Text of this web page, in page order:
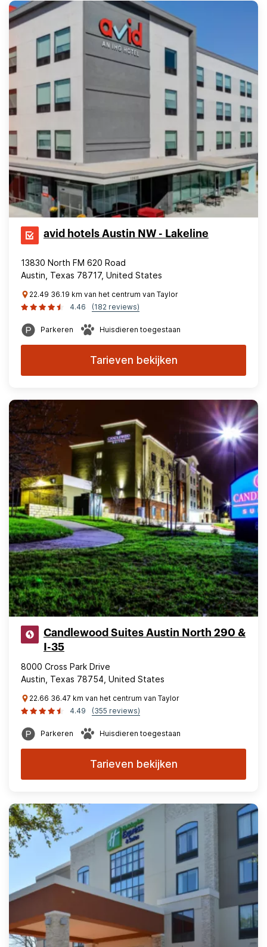
avid hotels Austin NW - Lakeline
13830 North FM 620 Road
Austin, Texas 78717, United States
22.49 36.19 km van het centrum van Taylor
4.46
(182 reviews)
Parkeren Huisdieren toegestaan
Tarieven bekijken
Candlewood Suites Austin North 290 &
I-35
8000 Cross Park Drive
Austin, Texas 78754, United States
22.66 36.47 km van het centrum van Taylor
4.49
(355 reviews)
Parkeren Huisdieren toegestaan
Tarieven bekijken